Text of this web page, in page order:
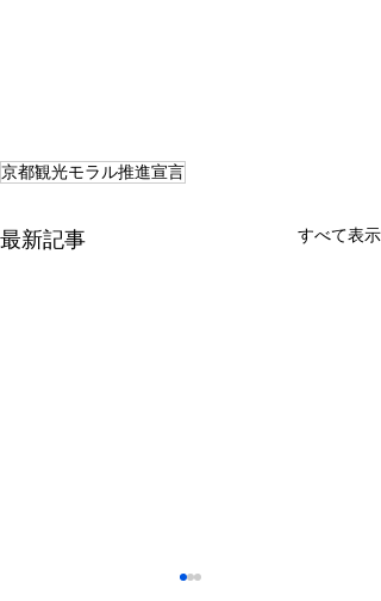
京都観光モラル推進宣言
最新記事 すべて表示